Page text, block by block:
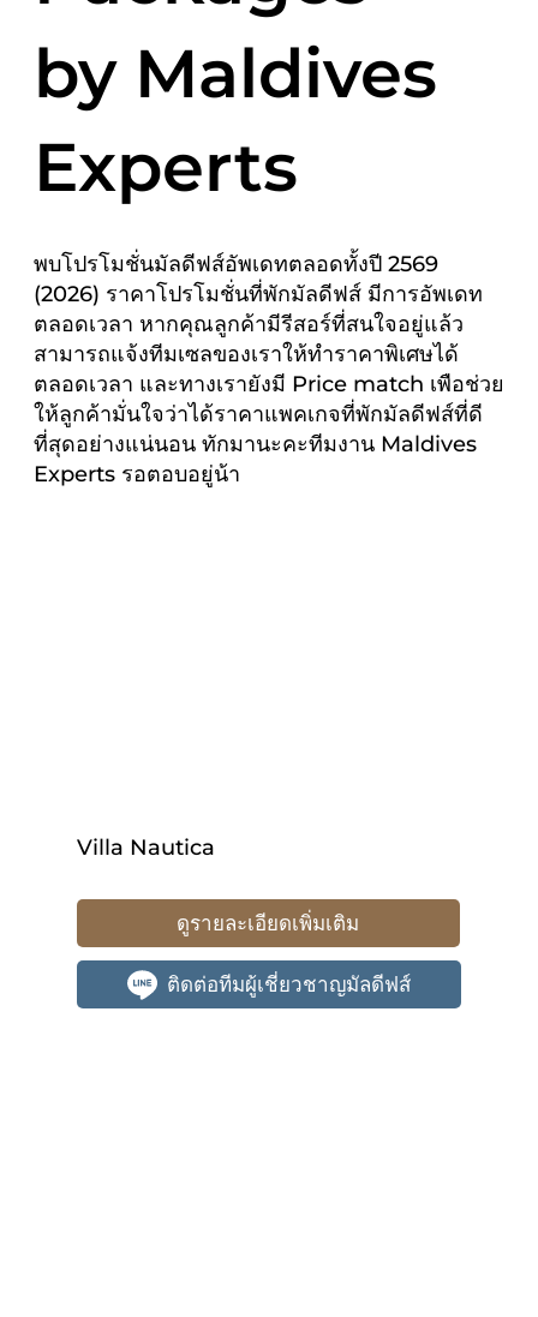
by Maldives
Experts
พบโปรโมชั่นมัลดีฟส์อัพเดทตลอดทั้งปี 2569
(2026) ราคาโปรโมชั่นที่พักมัลดีฟส์ มีการอัพเดท
ตลอดเวลา หากคุณลูกค้ามีรีสอร์ที่สนใจอยู่แล้ว
สามารถแจ้งทีมเซลของเราให้ทำราคาพิเศษได้
ตลอดเวลา และทางเรายังมี Price match เพือช่วย
ให้ลูกค้ามั่นใจว่าได้ราคาแพคเกจที่พักมัลดีฟส์ที่ดี
ที่สุดอย่างแน่นอน ทักมานะคะทีมงาน Maldives
Experts รอตอบอยู่น้า
Villa Nautica
ดูรายละเอียดเพิ่มเติม
ติดต่อทีมผู้เชี่ยวชาญมัลดีฟส์